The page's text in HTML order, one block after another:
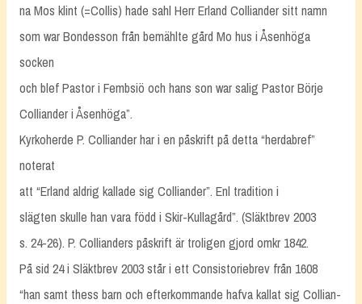
na Mos klint (=Collis) hade sahl Herr Erland Colliander sitt namn
som war Bondesson från bemählte gård Mo hus i Åsenhöga
socken
och blef Pastor i Fembsiö och hans son war salig Pastor Börje
Colliander i Åsenhöga”.
Kyrkoherde P. Colliander har i en påskrift på detta “herdabref”
noterat
att “Erland aldrig kallade sig Colliander”. Enl tradition i
slägten skulle han vara född i Skir-Kullagård”. (Släktbrev 2003
s. 24-26). P. Collianders påskrift är troligen gjord omkr 1842.
På sid 24 i Släktbrev 2003 står i ett Consistoriebrev från 1608
“han samt thess barn och efterkommande hafva kallat sig Collian-